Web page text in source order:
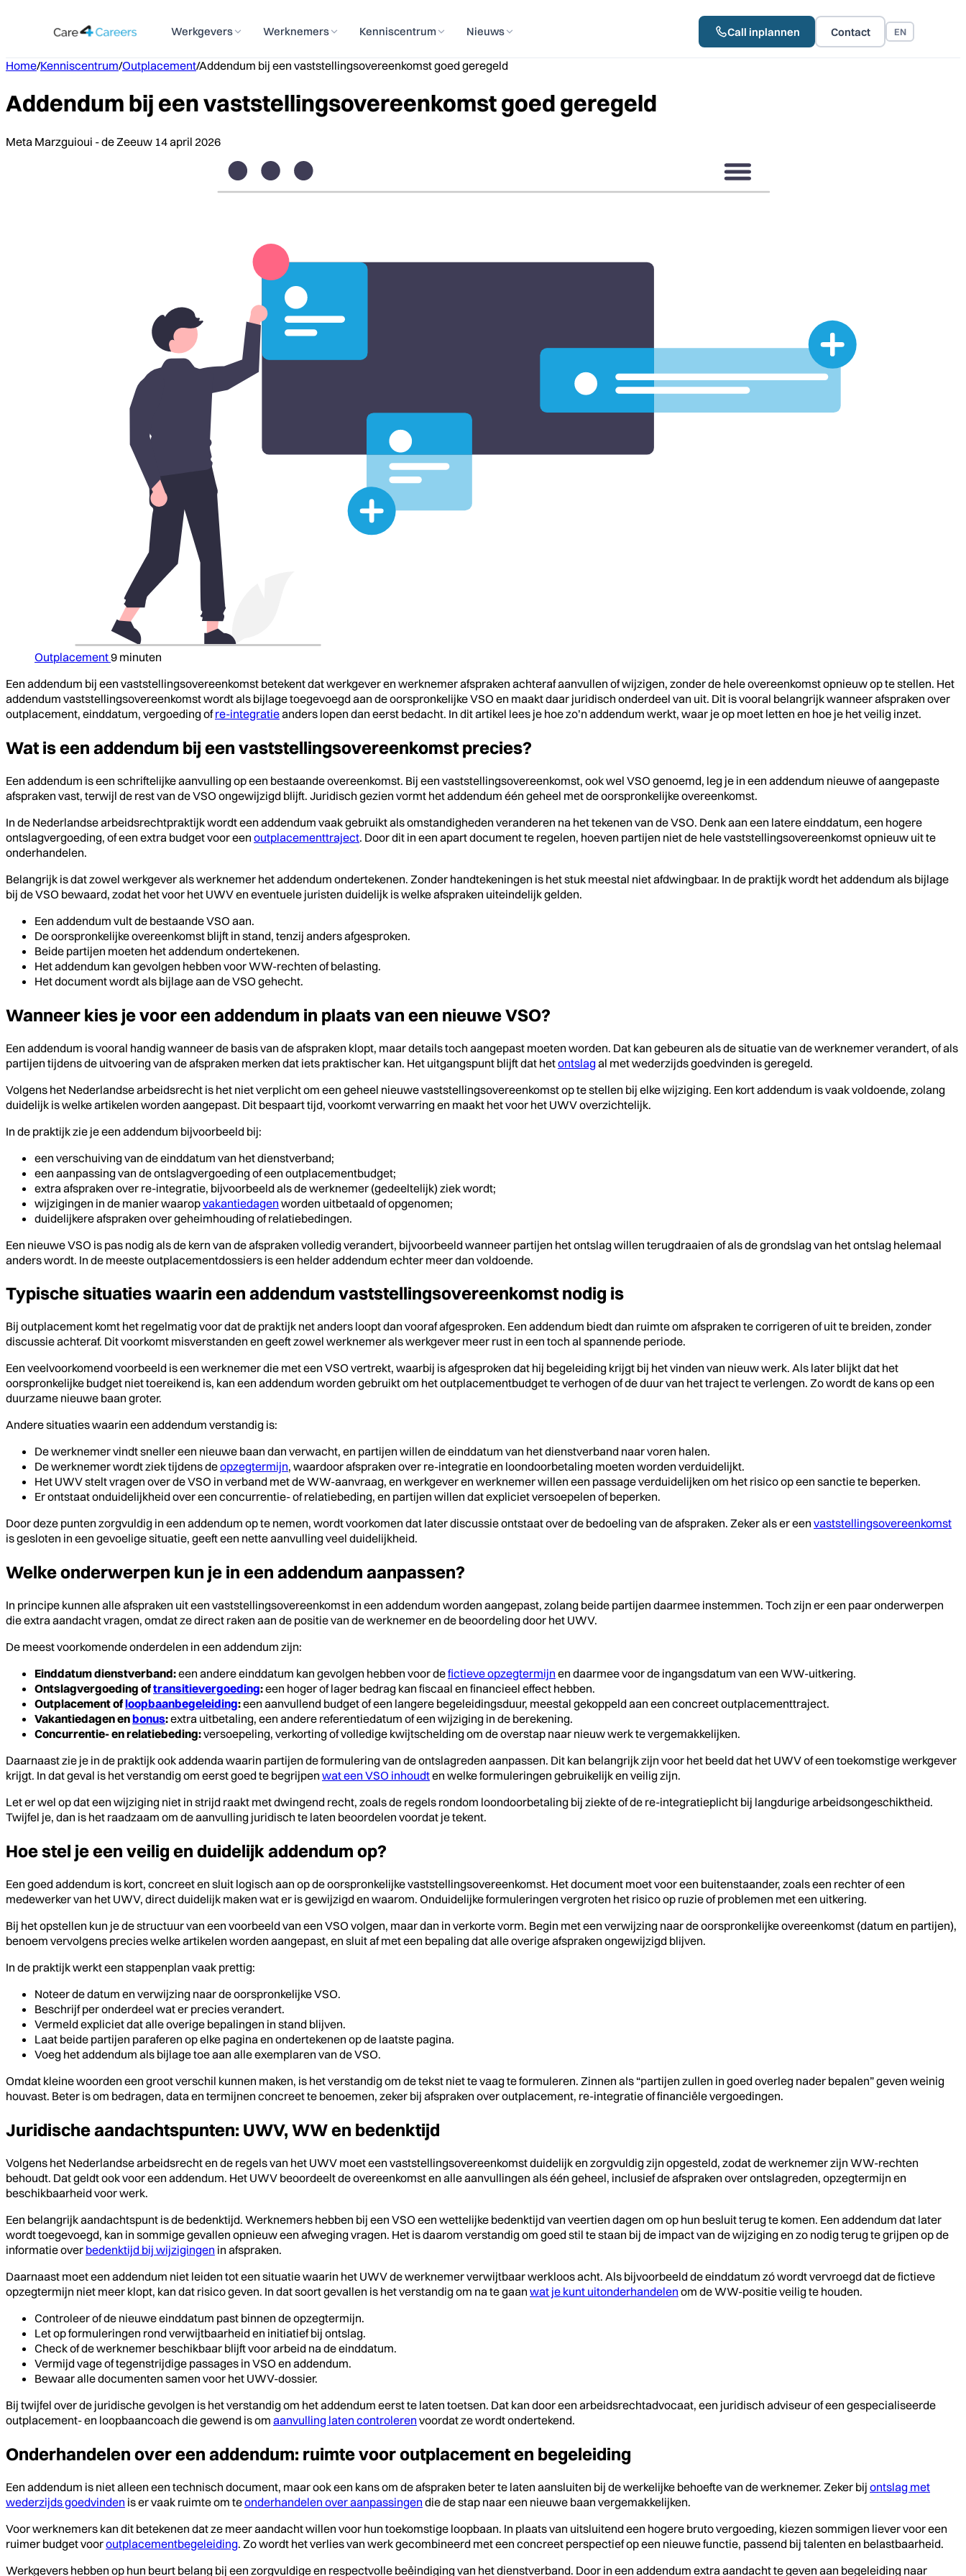
Werkgevers Werknemers Kenniscentrum Nieuws Call inplannen Contact EN
Home/Kenniscentrum/Outplacement/Addendum bij een vaststellingsovereenkomst goed geregeld
Addendum bij een vaststellingsovereenkomst goed geregeld
Meta Marzguioui - de Zeeuw 14 april 2026
Outplacement9 minuten
Een addendum bij een vaststellingsovereenkomst betekent dat werkgever en werknemer afspraken achteraf aanvullen of wijzigen, zonder de hele overeenkomst opnieuw op te stellen. Het
addendum vaststellingsovereenkomst wordt als bijlage toegevoegd aan de oorspronkelijke VSO en maakt daar juridisch onderdeel van uit. Dit is vooral belangrijk wanneer afspraken over
outplacement, einddatum, vergoeding ofre-integratieanders lopen dan eerst bedacht. In dit artikel lees je hoe zo’n addendum werkt, waar je op moet letten en hoe je het veilig inzet.
Wat is een addendum bij een vaststellingsovereenkomst precies?
Een addendum is een schriftelijke aanvulling op een bestaande overeenkomst. Bij een vaststellingsovereenkomst, ook wel VSO genoemd, leg je in een addendum nieuwe of aangepaste
afspraken vast, terwijl de rest van de VSO ongewijzigd blijft. Juridisch gezien vormt het addendum één geheel met de oorspronkelijke overeenkomst.
In de Nederlandse arbeidsrechtpraktijk wordt een addendum vaak gebruikt als omstandigheden veranderen na het tekenen van de VSO. Denk aan een latere einddatum, een hogere
ontslagvergoeding, of een extra budget voor een outplacementtraject. Door dit in een apart document te regelen, hoeven partijen niet de hele vaststellingsovereenkomst opnieuw uit te
onderhandelen.
Belangrijk is dat zowel werkgever als werknemer het addendum ondertekenen. Zonder handtekeningen is het stuk meestal niet afdwingbaar. In de praktijk wordt het addendum als bijlage
bij de VSO bewaard, zodat het voor het UWV en eventuele juristen duidelijk is welke afspraken uiteindelijk gelden.
Een addendum vult de bestaande VSO aan.
De oorspronkelijke overeenkomst blijft in stand, tenzij anders afgesproken.
Beide partijen moeten het addendum ondertekenen.
Het addendum kan gevolgen hebben voor WW-rechten of belasting.
Het document wordt als bijlage aan de VSO gehecht.
Wanneer kies je voor een addendum in plaats van een nieuwe VSO?
Een addendum is vooral handig wanneer de basis van de afspraken klopt, maar details toch aangepast moeten worden. Dat kan gebeuren als de situatie van de werknemer verandert, of als
partijen tijdens de uitvoering van de afspraken merken dat iets praktischer kan. Het uitgangspunt blijft dat hetontslag al met wederzijds goedvinden is geregeld.
Volgens het Nederlandse arbeidsrecht is het niet verplicht om een geheel nieuwe vaststellingsovereenkomst op te stellen bij elke wijziging. Een kort addendum is vaak voldoende, zolang
duidelijk is welke artikelen worden aangepast. Dit bespaart tijd, voorkomt verwarring en maakt het voor het UWV overzichtelijk.
In de praktijk zie je een addendum bijvoorbeeld bij:
een verschuiving van de einddatum van het dienstverband;
een aanpassing van de ontslagvergoeding of een outplacementbudget;
extra afspraken over re-integratie, bijvoorbeeld als de werknemer (gedeeltelijk) ziek wordt;
wijzigingen in de manier waaropvakantiedagen worden uitbetaald of opgenomen;
duidelijkere afspraken over geheimhouding of relatiebedingen.
Een nieuwe VSO is pas nodig als de kern van de afspraken volledig verandert, bijvoorbeeld wanneer partijen het ontslag willen terugdraaien of als de grondslag van het ontslag helemaal
anders wordt. In de meeste outplacementdossiers is een helder addendum echter meer dan voldoende.
Typische situaties waarin een addendum vaststellingsovereenkomst nodig is
Bij outplacement komt het regelmatig voor dat de praktijk net anders loopt dan vooraf afgesproken. Een addendum biedt dan ruimte om afspraken te corrigeren of uit te breiden, zonder
discussie achteraf. Dit voorkomt misverstanden en geeft zowel werknemer als werkgever meer rust in een toch al spannende periode.
Een veelvoorkomend voorbeeld is een werknemer die met een VSO vertrekt, waarbij is afgesproken dat hij begeleiding krijgt bij het vinden van nieuw werk. Als later blijkt dat het
oorspronkelijke budget niet toereikend is, kan een addendum worden gebruikt om het outplacementbudget te verhogen of de duur van het traject te verlengen. Zo wordt de kans op een
duurzame nieuwe baan groter.
Andere situaties waarin een addendum verstandig is:
De werknemer vindt sneller een nieuwe baan dan verwacht, en partijen willen de einddatum van het dienstverband naar voren halen.
De werknemer wordt ziek tijdens deopzegtermijn, waardoor afspraken over re-integratie en loondoorbetaling moeten worden verduidelijkt.
Het UWV stelt vragen over de VSO in verband met de WW-aanvraag, en werkgever en werknemer willen een passage verduidelijken om het risico op een sanctie te beperken.
Er ontstaat onduidelijkheid over een concurrentie- of relatiebeding, en partijen willen dat expliciet versoepelen of beperken.
Door deze punten zorgvuldig in een addendum op te nemen, wordt voorkomen dat later discussie ontstaat over de bedoeling van de afspraken. Zeker als er een vaststellingsovereenkomst
is gesloten in een gevoelige situatie, geeft een nette aanvulling veel duidelijkheid.
Welke onderwerpen kun je in een addendum aanpassen?
In principe kunnen alle afspraken uit een vaststellingsovereenkomst in een addendum worden aangepast, zolang beide partijen daarmee instemmen. Toch zijn er een paar onderwerpen
die extra aandacht vragen, omdat ze direct raken aan de positie van de werknemer en de beoordeling door het UWV.
De meest voorkomende onderdelen in een addendum zijn:
Einddatum dienstverband:een andere einddatum kan gevolgen hebben voor defictieve opzegtermijn en daarmee voor de ingangsdatum van een WW-uitkering.
Ontslagvergoeding oftransitievergoeding:een hoger of lager bedrag kan fiscaal en financieel effect hebben.
Outplacement ofloopbaanbegeleiding:een aanvullend budget of een langere begeleidingsduur, meestal gekoppeld aan een concreet outplacementtraject.
Vakantiedagen enbonus:extra uitbetaling, een andere referentiedatum of een wijziging in de berekening.
Concurrentie- en relatiebeding:versoepeling, verkorting of volledige kwijtschelding om de overstap naar nieuw werk te vergemakkelijken.
Daarnaast zie je in de praktijk ook addenda waarin partijen de formulering van de ontslagreden aanpassen. Dit kan belangrijk zijn voor het beeld dat het UWV of een toekomstige werkgever
krijgt. In dat geval is het verstandig om eerst goed te begrijpen wat een VSO inhoudten welke formuleringen gebruikelijk en veilig zijn.
Let er wel op dat een wijziging niet in strijd raakt met dwingend recht, zoals de regels rondom loondoorbetaling bij ziekte of de re-integratieplicht bij langdurige arbeidsongeschiktheid.
Twijfel je, dan is het raadzaam om de aanvulling juridisch te laten beoordelen voordat je tekent.
Hoe stel je een veilig en duidelijk addendum op?
Een goed addendum is kort, concreet en sluit logisch aan op de oorspronkelijke vaststellingsovereenkomst. Het document moet voor een buitenstaander, zoals een rechter of een
medewerker van het UWV, direct duidelijk maken wat er is gewijzigd en waarom. Onduidelijke formuleringen vergroten het risico op ruzie of problemen met een uitkering.
Bij het opstellen kun je de structuur van een voorbeeld van een VSO volgen, maar dan in verkorte vorm. Begin met een verwijzing naar de oorspronkelijke overeenkomst (datum en partijen),
benoem vervolgens precies welke artikelen worden aangepast, en sluit af met een bepaling dat alle overige afspraken ongewijzigd blijven.
In de praktijk werkt een stappenplan vaak prettig:
Noteer de datum en verwijzing naar de oorspronkelijke VSO.
Beschrijf per onderdeel wat er precies verandert.
Vermeld expliciet dat alle overige bepalingen in stand blijven.
Laat beide partijen paraferen op elke pagina en ondertekenen op de laatste pagina.
Voeg het addendum als bijlage toe aan alle exemplaren van de VSO.
Omdat kleine woorden een groot verschil kunnen maken, is het verstandig om de tekst niet te vaag te formuleren. Zinnen als “partijen zullen in goed overleg nader bepalen” geven weinig
houvast. Beter is om bedragen, data en termijnen concreet te benoemen, zeker bij afspraken over outplacement, re-integratie of financiële vergoedingen.
Juridische aandachtspunten: UWV, WW en bedenktijd
Volgens het Nederlandse arbeidsrecht en de regels van het UWV moet een vaststellingsovereenkomst duidelijk en zorgvuldig zijn opgesteld, zodat de werknemer zijn WW-rechten
behoudt. Dat geldt ook voor een addendum. Het UWV beoordeelt de overeenkomst en alle aanvullingen als één geheel, inclusief de afspraken over ontslagreden, opzegtermijn en
beschikbaarheid voor werk.
Een belangrijk aandachtspunt is de bedenktijd. Werknemers hebben bij een VSO een wettelijke bedenktijd van veertien dagen om op hun besluit terug te komen. Een addendum dat later
wordt toegevoegd, kan in sommige gevallen opnieuw een afweging vragen. Het is daarom verstandig om goed stil te staan bij de impact van de wijziging en zo nodig terug te grijpen op de
informatie over bedenktijd bij wijzigingen in afspraken.
Daarnaast moet een addendum niet leiden tot een situatie waarin het UWV de werknemer verwijtbaar werkloos acht. Als bijvoorbeeld de einddatum zó wordt vervroegd dat de fictieve
opzegtermijn niet meer klopt, kan dat risico geven. In dat soort gevallen is het verstandig om na te gaan wat je kunt uitonderhandelen om de WW-positie veilig te houden.
Controleer of de nieuwe einddatum past binnen de opzegtermijn.
Let op formuleringen rond verwijtbaarheid en initiatief bij ontslag.
Check of de werknemer beschikbaar blijft voor arbeid na de einddatum.
Vermijd vage of tegenstrijdige passages in VSO en addendum.
Bewaar alle documenten samen voor het UWV-dossier.
Bij twijfel over de juridische gevolgen is het verstandig om het addendum eerst te laten toetsen. Dat kan door een arbeidsrechtadvocaat, een juridisch adviseur of een gespecialiseerde
outplacement- en loopbaancoach die gewend is om aanvulling laten controleren voordat ze wordt ondertekend.
Onderhandelen over een addendum: ruimte voor outplacement en begeleiding
Een addendum is niet alleen een technisch document, maar ook een kans om de afspraken beter te laten aansluiten bij de werkelijke behoefte van de werknemer. Zeker bij ontslag met
wederzijds goedvinden is er vaak ruimte om teonderhandelen over aanpassingen die de stap naar een nieuwe baan vergemakkelijken.
Voor werknemers kan dit betekenen dat ze meer aandacht willen voor hun toekomstige loopbaan. In plaats van uitsluitend een hogere bruto vergoeding, kiezen sommigen liever voor een
ruimer budget vooroutplacementbegeleiding. Zo wordt het verlies van werk gecombineerd met een concreet perspectief op een nieuwe functie, passend bij talenten en belastbaarheid.
Werkgevers hebben op hun beurt belang bij een zorgvuldige en respectvolle beëindiging van het dienstverband. Door in een addendum extra aandacht te geven aan begeleiding naar